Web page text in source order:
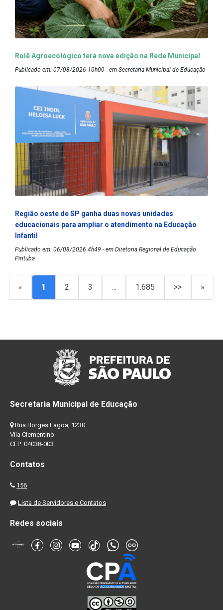
Rolê Agroecológico terá nova edição na Rede Municipal
Publicado em: 07/08/2026 10h00 - em Secretaria Municipal de Educação
Região oeste de SP ganha duas novas unidades
educacionais para ampliar o atendimento na Educação
Infantil
Publicado em: 06/08/2026 4h49 - em Diretoria Regional de Educação
Pirituba
« 1 2 3 … 1.685 >> »
Secretaria Municipal de Educação
Rua Borges Lagoa, 1230
Vila Clementino
CEP: 04038-003
Contatos
156
Lista de Servidores e Contatos
Redes sociais